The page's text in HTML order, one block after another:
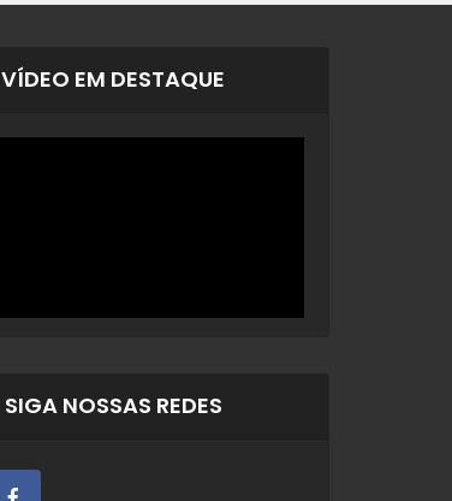
VÍDEO EM DESTAQUE
SIGA NOSSAS REDES